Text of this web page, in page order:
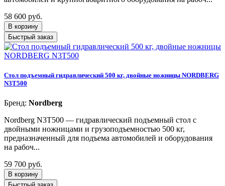
58 600 руб.
В корзину
Быстрый заказ
Стол подъемный гидравлический 500 кг, двойные ножницы NORDBERG
N3T500
Бренд: Nordberg
Nordberg N3T500 — гидравлический подъемный стол с
двойными ножницами и грузоподъемностью 500 кг,
предназначенный для подъема автомобилей и оборудования
на рабоч...
59 700 руб.
В корзину